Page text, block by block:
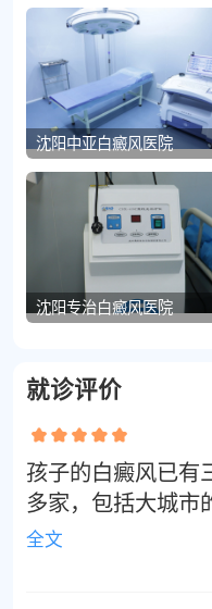
沈阳中亚白癜风医院
沈阳专治白癜风医院
就诊评价
孩子的白癜风已有
多家，包括大城市
有很大效果。经过
全文